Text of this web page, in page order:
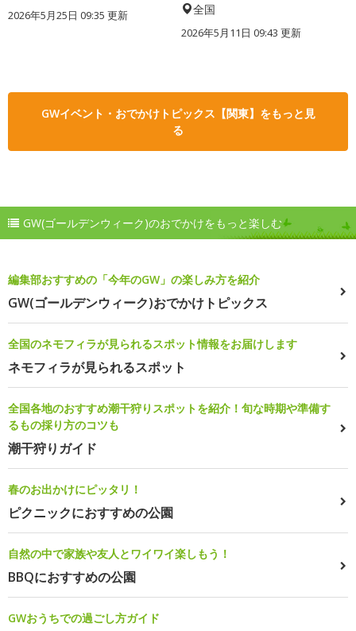
2026年5月25日 09:35 更新 全国
2026年5月11日 09:43 更新
GWイベント・おでかけトピックス【関東】をもっと見
る
GW(ゴールデンウィーク)のおでかけをもっと楽しむ
編集部おすすめの「今年のGW」の楽しみ方を紹介
GW(ゴールデンウィーク)おでかけトピックス
全国のネモフィラが見られるスポット情報をお届けします
ネモフィラが見られるスポット
全国各地のおすすめ潮干狩りスポットを紹介！旬な時期や準備す
るもの採り方のコツも
潮干狩りガイド
春のお出かけにピッタリ！
ピクニックにおすすめの公園
自然の中で家族や友人とワイワイ楽しもう！
BBQにおすすめの公園
GWおうちでの過ごし方ガイド